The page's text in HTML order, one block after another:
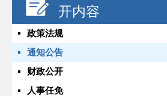
开内容
政策法规
通知公告
财政公开
人事任免